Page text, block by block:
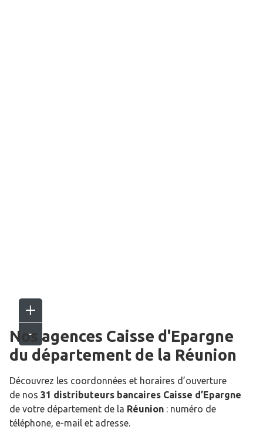
Nos agences Caisse d'Epargne
du département de la Réunion
Découvrez les coordonnées et horaires d’ouverture
de nos 31 distributeurs bancaires Caisse d’Epargne
de votre département de la Réunion : numéro de
téléphone, e-mail et adresse.